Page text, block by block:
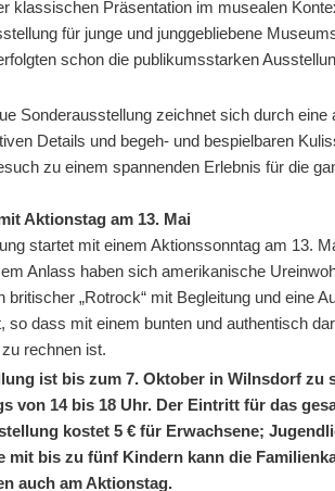
klassischen Präsentation im musealen
für junge und junggebliebene
schon die publikumsstarken
Sonderausstellung zeichnet sich durch
Details und begeh- und bespielbaren
zu einem spannenden Erlebnis für die
Aktionstag am 13. Mai
startet mit einem Aktionssonntag am 13.
Anlass haben sich amerikanische
britischer „Rotrock“ mit Begleitung und eine
so dass mit einem bunten und authentisch
rechnen ist.
ist bis zum 7. Oktober in Wilnsdorf zu
von 14 bis 18 Uhr. Der Eintritt für das
kostet 5 € für Erwachsene;
mit bis zu fünf Kindern kann die
auch am Aktionstag.